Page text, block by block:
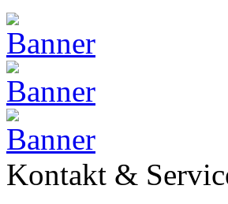
Kontakt &